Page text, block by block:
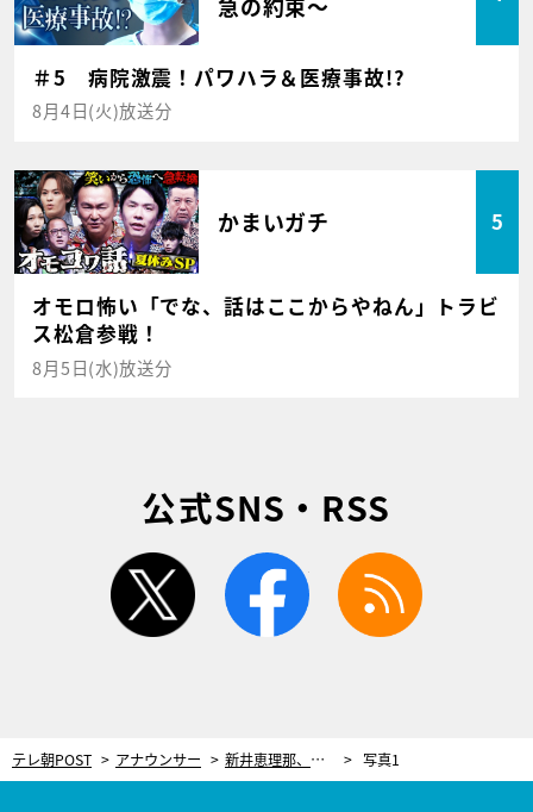
急の約束～
＃5 病院激震！パワハラ＆医療事故!?
8月4日(火)放送分
かまいガチ 5
オモロ怖い「でな、話はここからやねん」トラビ
ス松倉参戦！
8月5日(水)放送分
公式SNS・RSS
twitter facebook
テレ朝POST アナウンサー 新井恵理那、バドミントンで汗を流すこと3時間！「だんだん体が思うように動かせなくなってきました（笑）」 写真1